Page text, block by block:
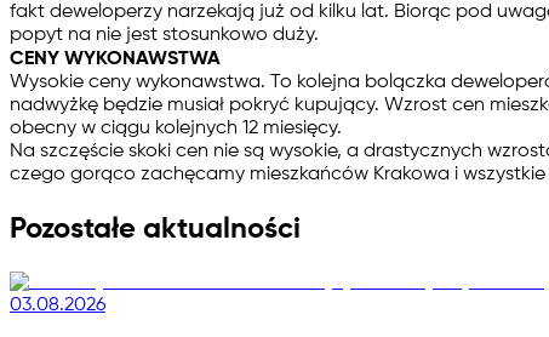
fakt deweloperzy narzekają już od kilku lat. Biorąc pod
popyt na nie jest stosunkowo duży.
CENY WYKONAWSTWA
Wysokie ceny wykonawstwa. To kolejna bolączka
nadwyżkę będzie musiał pokryć kupujący. Wzrost cen
obecny w ciągu kolejnych 12 miesięcy.
Na szczęście skoki cen nie są wysokie, a drastycznych
czego gorąco zachęcamy mieszkańców Krakowa i
Pozostałe aktualności
03.08.2026